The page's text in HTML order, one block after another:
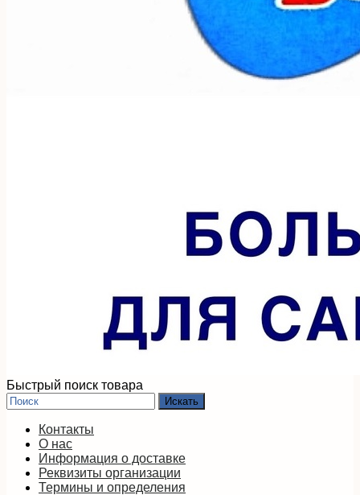
Быстрый поиск товара
Контакты
О нас
Информация о доставке
Реквизиты организации
Термины и определения